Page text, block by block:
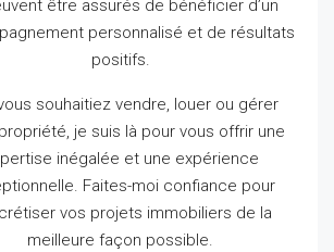
être assurés de bénéficier d’un
personnalisé et de résultats
positifs.
souhaitiez vendre, louer ou gérer
je suis là pour vous offrir une
inégalée et une expérience
Faites-moi confiance pour
vos projets immobiliers de la
meilleure façon possible.